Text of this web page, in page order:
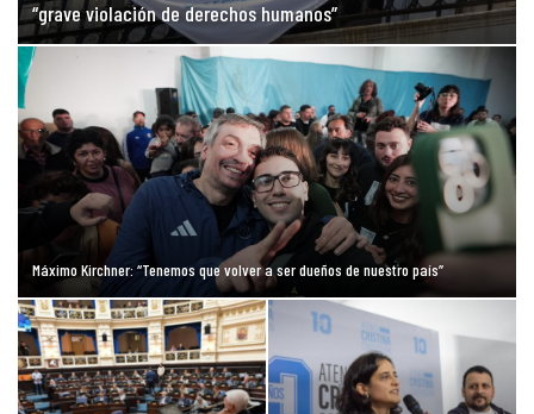
“grave violación de derechos humanos”
Máximo Kirchner: “Tenemos que volver a ser dueños de nuestro país”